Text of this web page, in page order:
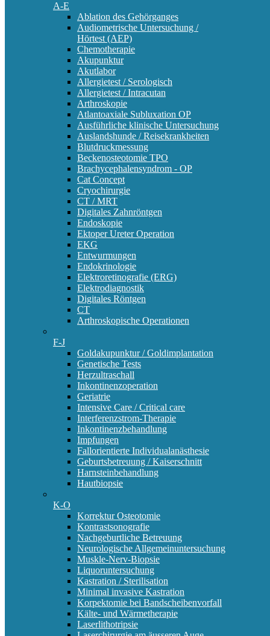
A-E
Ablation des Gehörganges
Audiometrische Untersuchung /
Hörtest (AEP)
Chemotherapie
Akupunktur
Akutlabor
Allergietest / Serologisch
Allergietest / Intracutan
Arthroskopie
Atlantoaxiale Subluxation OP
Ausführliche klinische Untersuchung
Auslandshunde / Reisekrankheiten
Blutdruckmessung
Beckenosteotomie TPO
Brachycephalensyndrom - OP
Cat Concept
Cryochirurgie
CT / MRT
Digitales Zahnröntgen
Endoskopie
Ektoper Ureter Operation
EKG
Entwurmungen
Endokrinologie
Elektroretinografie (ERG)
Elektrodiagnostik
Digitales Röntgen
CT
Arthroskopische Operationen
F-J
Goldakupunktur / Goldimplantation
Genetische Tests
Herzultraschall
Inkontinenzoperation
Geriatrie
Intensive Care / Critical care
Interferenzstrom-Therapie
Inkontinenzbehandlung
Impfungen
Fallorientierte Individualanästhesie
Geburtsbetreuung / Kaiserschnitt
Harnsteinbehandlung
Hautbiopsie
K-O
Korrektur Osteotomie
Kontrastsonografie
Nachgeburtliche Betreuung
Neurologische Allgemeinuntersuchung
Muskle-Nerv-Biopsie
Liquoruntersuchung
Kastration / Sterilisation
Minimal invasive Kastration
Korpektomie bei Bandscheibenvorfall
Kälte- und Wärmetherapie
Laserlithotripsie